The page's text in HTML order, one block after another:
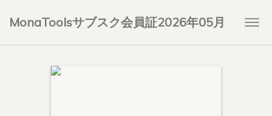
MonaToolsサブスク会員証2026年05月